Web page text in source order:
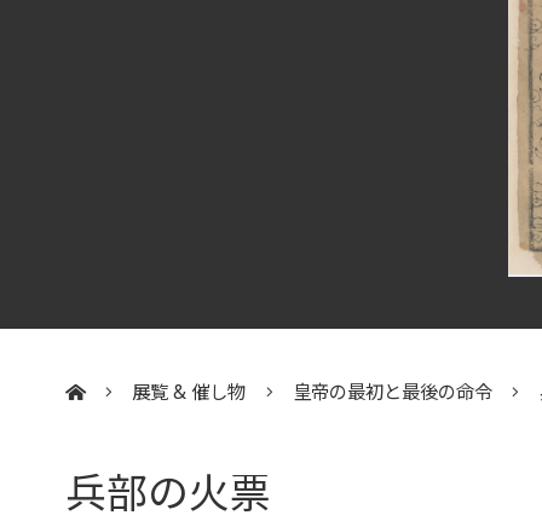
展覧 & 催し物 皇帝の最初と最後の命令
兵部の火票